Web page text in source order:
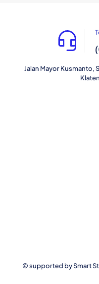
Jalan Mayor Kusmanto,
© supported bySmart